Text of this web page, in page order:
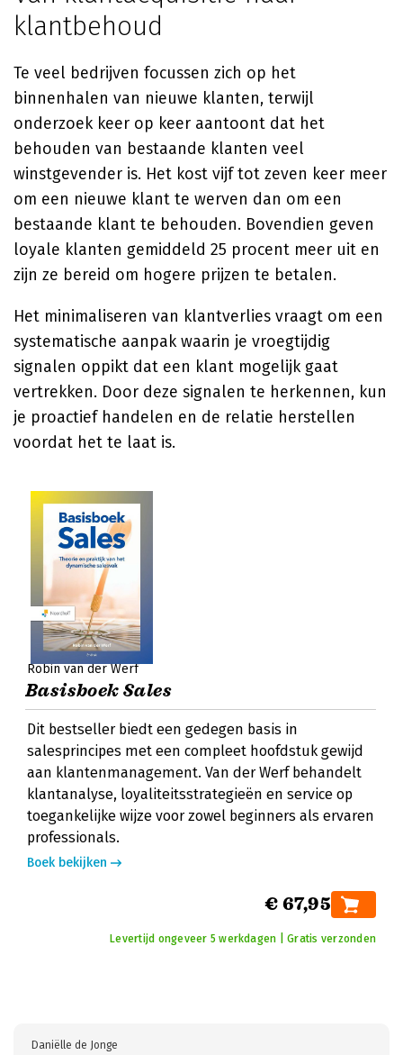
klantbehoud
Te veel bedrijven focussen zich op het
binnenhalen van nieuwe klanten, terwijl
onderzoek keer op keer aantoont dat het
behouden van bestaande klanten veel
winstgevender is. Het kost vijf tot zeven keer meer
om een nieuwe klant te werven dan om een
bestaande klant te behouden. Bovendien geven
loyale klanten gemiddeld 25 procent meer uit en
zijn ze bereid om hogere prijzen te betalen.
Het minimaliseren van klantverlies vraagt om een
systematische aanpak waarin je vroegtijdig
signalen oppikt dat een klant mogelijk gaat
vertrekken. Door deze signalen te herkennen, kun
je proactief handelen en de relatie herstellen
voordat het te laat is.
Robin van der Werf
Basisboek Sales
Dit bestseller biedt een gedegen basis in
salesprincipes met een compleet hoofdstuk gewijd
aan klantenmanagement. Van der Werf behandelt
klantanalyse, loyaliteitsstrategieën en service op
toegankelijke wijze voor zowel beginners als ervaren
professionals.
Boek bekijken
€ 67,95
Levertijd ongeveer 5 werkdagen | Gratis verzonden
Daniëlle de Jonge